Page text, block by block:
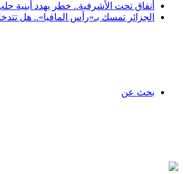
أنفاق تحت الأشرفية.. خطر يهدد أبنية
الجزائر تمسك بـ«رأس المافيا».. هل
بحث عن